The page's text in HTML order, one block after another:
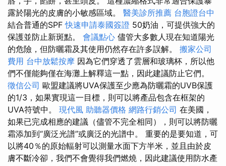
露於陽光的皮膚的小敏感區域。 醫美診所推薦 台胞證台中
結合普通的SPF快速申請泰國簽證 50奶油，可提供強大的
保護並防止新斑點。 會議點心 儘管大多數人現在知道陽光
的危險，但防曬霜及其使用仍然存在許多誤解。 搬家公司
費用 台中放鬆按摩 因為它們穿透了雲層和玻璃杯，所以他
們不僅能夠僅在海灘上解釋這一點，因此建議防止它們。
徵信公司 歐盟建議將UVA保護至少應為防曬霜的UVB保護
的1/3，如果實現這一目標，則可以將產品包含在框架的
UVA符號中。 現代風 助聽器價格 網路行銷公司 在美國，
如果已完成相應的建議（儘管不完全相同），則可以將防曬
霜添加到“廣泛光譜”或廣泛的光譜中。 重要的是要知道，可
以將40％的原始輻射可以測量水面下方半米，並且由於皮
膚不斷冷卻，我們不會覺得我們燃燒，因此建議使用防水產